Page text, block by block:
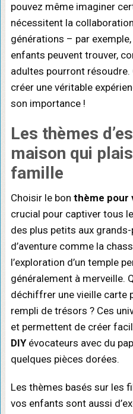
pouvez même imaginer
nécessitent la
générations – par
enfants peuvent trouver,
adultes pourront résoudre.
créer une véritable
son importance !
Les thèmes
maison qui
famille
Choisir le bon thème pour
crucial pour captiver tous
des plus petits aux
d’aventure comme la
l’exploration d’un temple
généralement à merveille.
déchiffrer une vieille carte
rempli de trésors ? Ces
et permettent de créer
DIYévocateurs avec du
quelques pièces dorées.
Les thèmes basés sur les
vos enfants sont aussi